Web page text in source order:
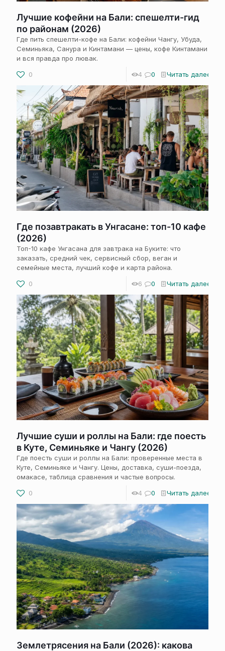
Лучшие кофейни на Бали: спешелти-гид
по районам (2026)
Где пить спешелти-кофе на Бали: кофейни Чангу, Убуда,
Семиньяка, Санура и Кинтамани — цены, кофе Кинтамани
и вся правда про лювак.
0
4 0 Читать далее
Где позавтракать в Унгасане: топ-10 кафе
(2026)
Топ-10 кафе Унгасана для завтрака на Буките: что
заказать, средний чек, сервисный сбор, веган и
семейные места, лучший кофе и карта района.
0
6 0 Читать далее
Лучшие суши и роллы на Бали: где поесть
в Куте, Семиньяке и Чангу (2026)
Где поесть суши и роллы на Бали: проверенные места в
Куте, Семиньяке и Чангу. Цены, доставка, суши-поезда,
омакасе, таблица сравнения и частые вопросы.
0
4 0 Читать далее
Землетрясения на Бали (2026): какова